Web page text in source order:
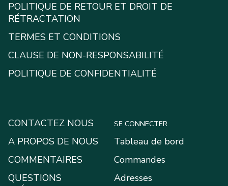
POLITIQUE DE RETOUR ET DROIT DE
RÉTRACTATION
TERMES ET CONDITIONS
CLAUSE DE NON-RESPONSABILITÉ
POLITIQUE DE CONFIDENTIALITÉ
CONTACTEZ NOUS
A PROPOS DE NOUS
COMMENTAIRES
QUESTIONS
SE CONNECTER
Tableau de bord
Commandes
Adresses